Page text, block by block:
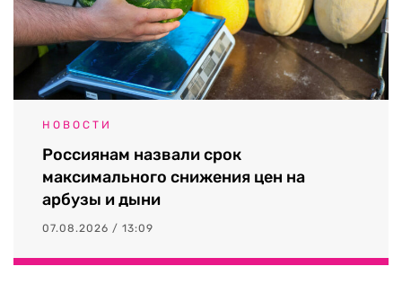
НОВОСТИ
Россиянам назвали срок
максимального снижения цен на
арбузы и дыни
07.08.2026 / 13:09